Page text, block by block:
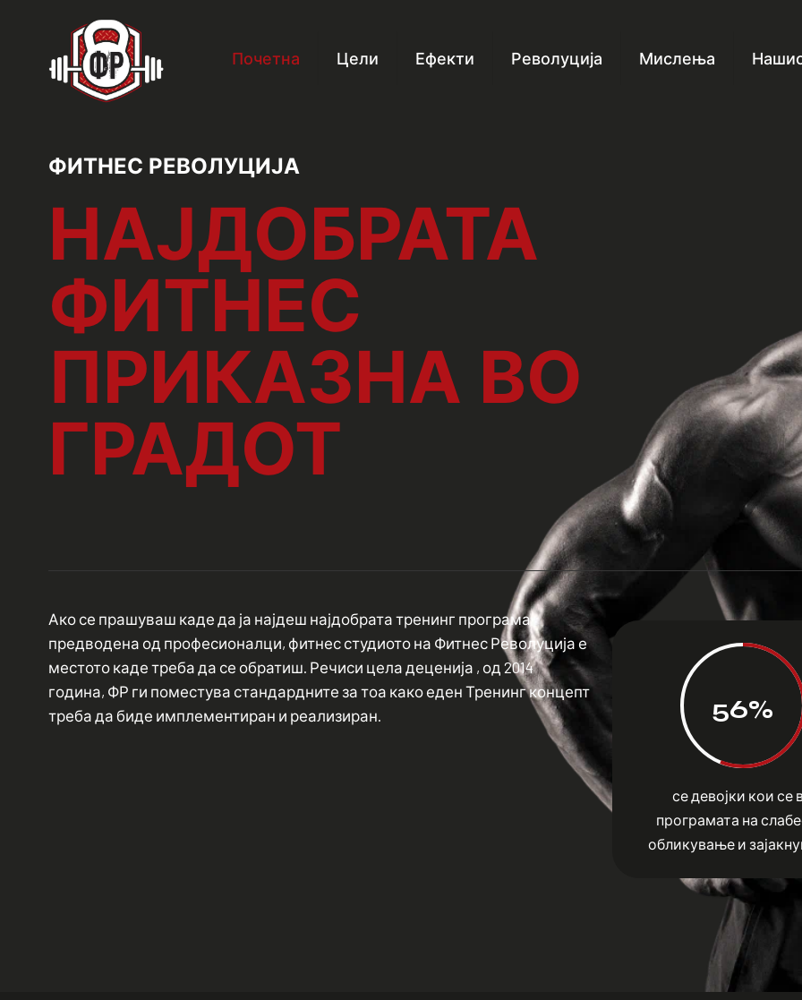
Почетна Цели Ефекти Револуција Мислења
ФИТНЕС РЕВОЛУЦИЈА
НАЈДОБРАТА
ФИТНЕС
ПРИКАЗНА ВО
ГРАДОТ
Ако се прашуваш каде да ја најдеш најдобрата тренинг програма
предводена од професионалци, фитнес студиото на Фитнес Револуција е
местото каде треба да се обратиш. Речиси цела деценија , од 2014
година, ФР ги поместува стандардните за тоа како еден Тренинг концепт
треба да биде имплементиран и реализиран.
56%
се девојки кои се
програмата на
обликување и